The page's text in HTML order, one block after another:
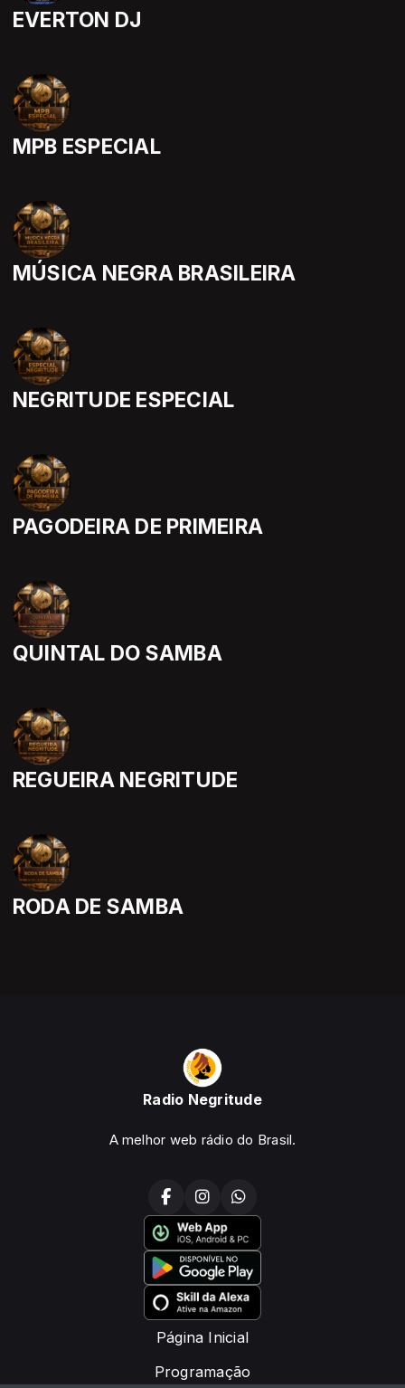
EVERTON DJ
MPB ESPECIAL
MÚSICA NEGRA BRASILEIRA
NEGRITUDE ESPECIAL
PAGODEIRA DE PRIMEIRA
QUINTAL DO SAMBA
REGUEIRA NEGRITUDE
RODA DE SAMBA
Radio Negritude
A melhor web rádio do Brasil.
Página Inicial
Programação